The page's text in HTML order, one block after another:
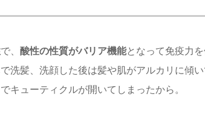
で、 酸性の性質がバリア機能となって免疫力
洗髪、洗顔した後は髪や肌がアルカリに傾い
キューティクルが開いてしまったから。